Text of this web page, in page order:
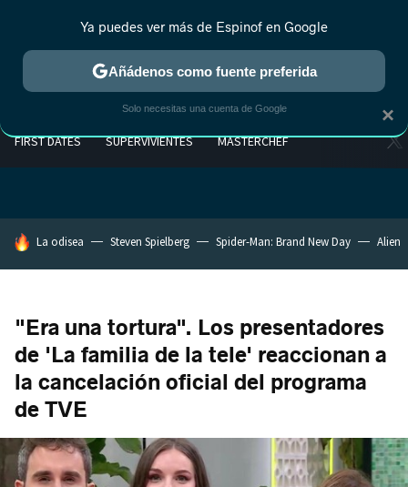
FIRST DATES SUPERVIVIENTES MASTERCHEF
HOY SE HABLA DE
La odisea Steven Spielberg Spider-Man: Brand New Day Alien
"Era una tortura". Los presentadores
de 'La familia de la tele' reaccionan a
la cancelación oficial del programa
de TVE
×
Ya puedes ver más de Espinof en Google
Añádenos como fuente preferida
Solo necesitas una cuenta de Google